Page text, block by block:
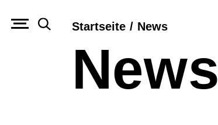
Startseite / News
News